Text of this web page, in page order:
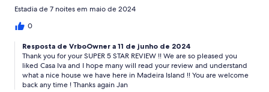
Estadia de 7 noites em maio de 2024
0
Resposta de VrboOwner a 11 de junho de 2024
Thank you for your SUPER 5 STAR REVIEW !! We are so pleased you
liked Casa Iva and I hope many will read your review and understand
what a nice house we have here in Madeira Island !! You are welcome
back any time ! Thanks again Jan